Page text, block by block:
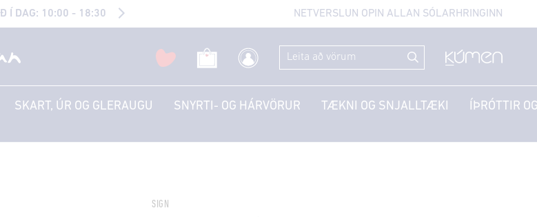
Í DAG: 10:00 - 18:30 NETVERSLUN OPIN ALLAN SÓLARHRINGINN
SKART, ÚR OG GLERAUGU SNYRTI- OG HÁRVÖRUR TÆKNI OG SNJALLTÆKI ÍÞRÓTTIR
SIGN